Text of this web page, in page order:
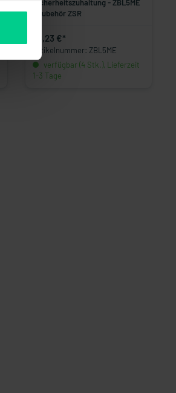
Sicherheitszuhaltung - ZBL5ME
- Zubehör ZSR
28,23 €*
Artikelnummer: ZBL5ME
verfügbar (4 Stk.), Lieferzeit
1-3 Tage